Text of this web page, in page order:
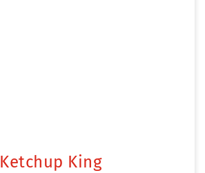
Ketchup King